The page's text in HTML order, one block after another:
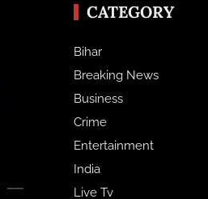
CATEGORY
Bihar
Breaking News
Business
Crime
Entertainment
India
Live Tv